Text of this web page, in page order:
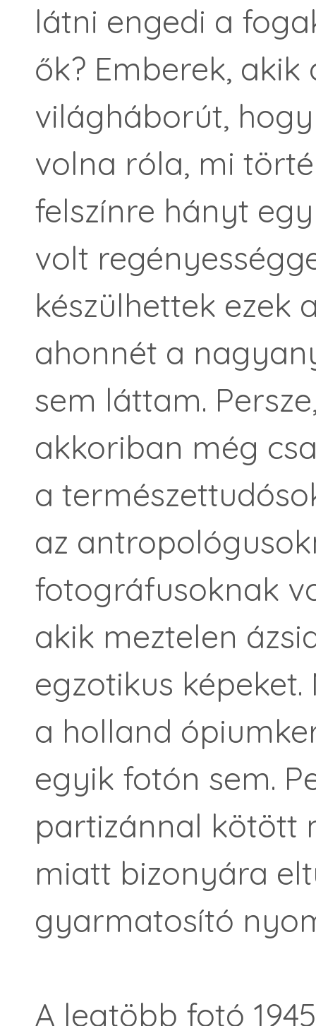
látni engedi a
ők? Emberek,
világháborút,
volna róla, mi
felszínre hányt
volt
készülhettek ezek
ahonnét a
sem láttam.
akkoriban még
a
az
fotográfusoknak
akik meztelen
egzotikus
a holland
egyik fotón sem.
partizánnal kötött
miatt bizonyára
gyarmatosító
A legtöbb fotó